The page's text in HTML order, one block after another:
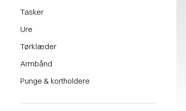
Tasker
Ure
Tørklæder
Armbånd
Punge & kortholdere